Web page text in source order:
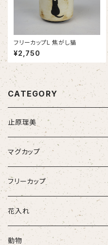
フリーカップL 焦がし猫
¥2,750
CATEGORY
止原理美
マグカップ
フリーカップ
花入れ
動物